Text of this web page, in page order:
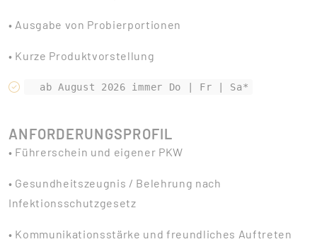
• Ausgabe von Probierportionen
• Kurze Produktvorstellung
ANFORDERUNGSPROFIL
• Führerschein und eigener PKW
• Gesundheitszeugnis / Belehrung nach
Infektionsschutzgesetz
• Kommunikationsstärke und freundliches Auftreten